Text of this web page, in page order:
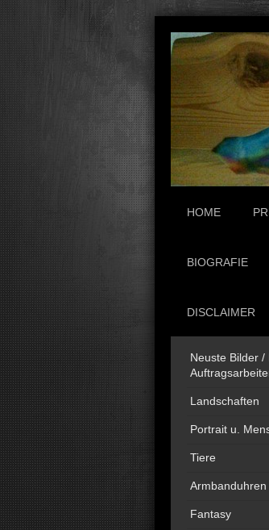
HOME
BIOGRAFIE
DISCLAIMER
Neuste Bilder /
Landschaften
Portrait u.
Tiere
Armbanduhren
Fantasy